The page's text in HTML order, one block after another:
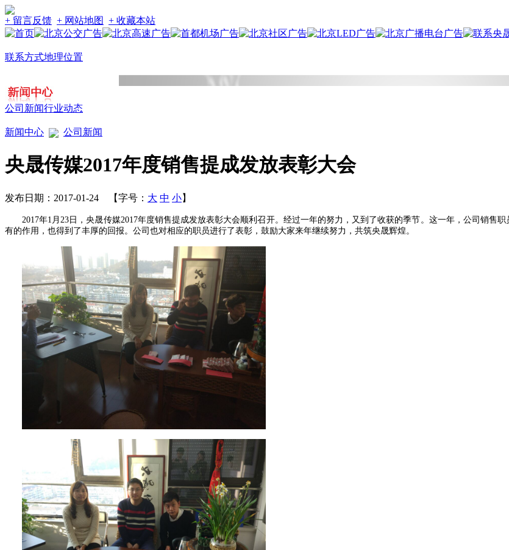
+ 留言反馈 + 网站地图 + 收藏本站
联系方式地理位置
公司新闻行业动态
新闻中心 公司新闻
央晟传媒2017年度销售提成发放表彰大会
发布日期：2017-01-24 【字号： 大 中 小】
2017年1 月 23 日，央晟传媒2017年度销售提成发放表彰大会顺利召开。 经过一年的努力，又到了收获的季节。这一年，公司销售
有的作用，也得到了丰厚的回报。公司也对相应的职员进行了表彰，鼓励大家来年继续努力，共筑央晟辉煌。